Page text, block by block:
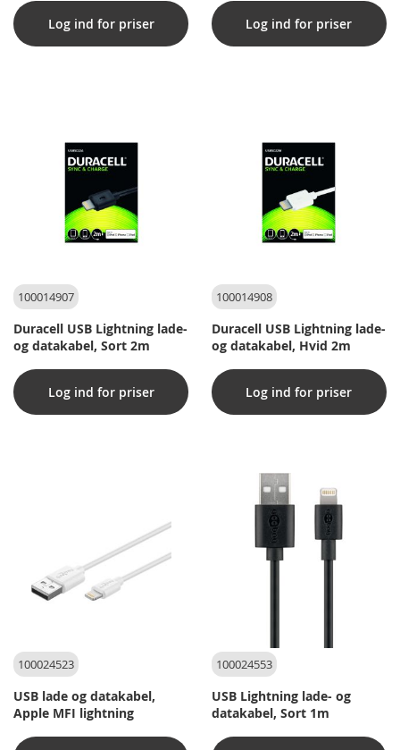
Log ind for priser Log ind for priser
100014907
Duracell USB Lightning lade-
og datakabel, Sort 2m
Log ind for priser
100014908
Duracell USB Lightning lade-
og datakabel, Hvid 2m
Log ind for priser
100024523
USB lade og datakabel,
Apple MFI lightning
100024553
USB Lightning lade- og
datakabel, Sort 1m